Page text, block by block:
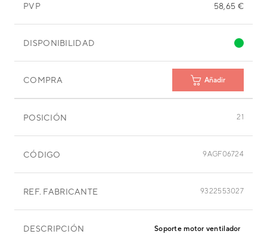
PVP 58,65 €
DISPONIBILIDAD
COMPRA Añadir
POSICIÓN 21
CÓDIGO 9AGF06724
REF. FABRICANTE 9322553027
DESCRIPCIÓN Soporte motor ventilador